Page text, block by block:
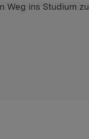
Weg ins Studium zu